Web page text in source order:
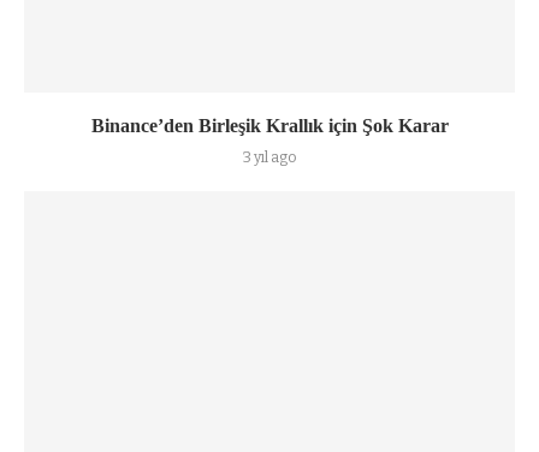
Binance’den Birleşik Krallık için Şok Karar
3 yıl ago